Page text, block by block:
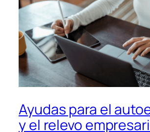
Ayudas para el
y el relevo